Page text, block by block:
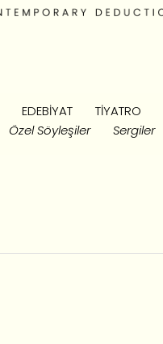
EDEBIYAT TIYATRO
Özel Söyleşiler Sergiler